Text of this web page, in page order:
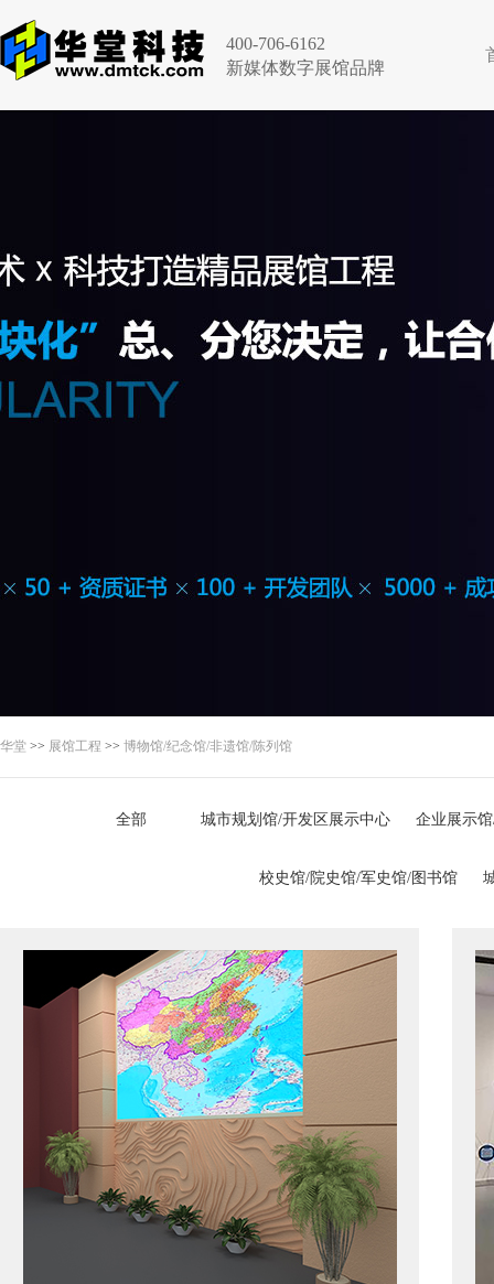
400-706-6162
新媒体数字展馆品牌
华堂 >> 展馆工程 >> 博物馆/纪念馆/非遗馆/陈列馆
全部 城市规划馆/开发区展示中心 企业展示
校史馆/院史馆/军史馆/图书馆